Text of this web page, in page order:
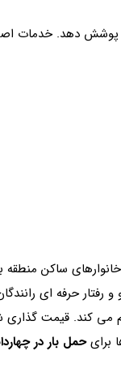
پوشش دهد. خدمات
ساکن منطقه
و رفتار حرفه ای
می کند. قیمت
برایحمل بار در